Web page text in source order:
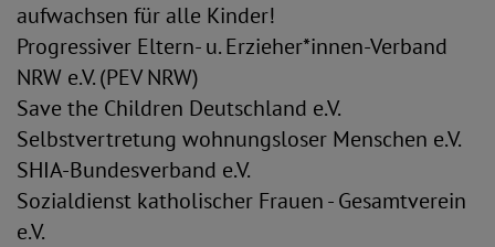
aufwachsen für alle Kinder!
Progressiver Eltern- u. Erzieher*innen-Verband
NRW e.V. (PEV NRW)
Save the Children Deutschland e.V.
Selbstvertretung wohnungsloser Menschen e.V.
SHIA-Bundesverband e.V.
Sozialdienst katholischer Frauen - Gesamtverein
e.V.